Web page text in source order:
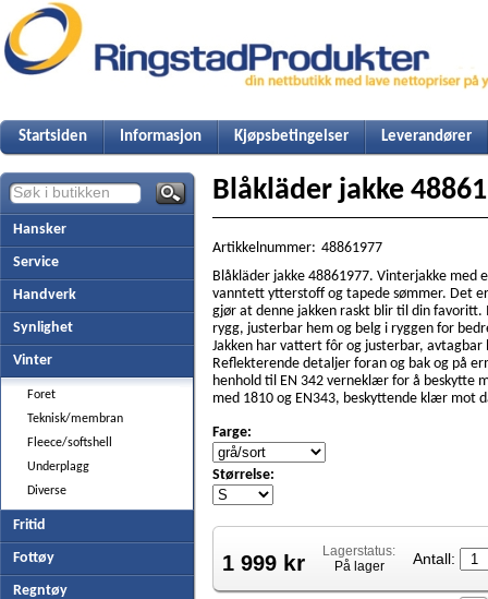
Startsiden Informasjon Kjøpsbetingelser Leverandører
Hansker
Service
Handverk
Synlighet
Vinter
Foret
Teknisk/membran
Fleece/softshell
Underplagg
Diverse
Fritid
Fottøy
Regntøy
Blåkläder jakke
Artikkelnummer: 48861977
Blåkläder jakke 48861977. Vinterjakke med
vanntett ytterstoff og tapede sømmer. Det
gjør at denne jakken raskt blir til din favoritt.
rygg, justerbar hem og belg i ryggen for
Jakken har vattert fôr og justerbar, avtagbar
Reflekterende detaljer foran og bak og på
henhold til EN 342 verneklær for å beskytte
med 1810 og EN343, beskyttende klær mot
Farge:
Størrelse:
1 999 kr
Lagerstatus:
På lager
Antall: